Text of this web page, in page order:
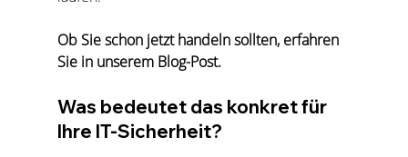
Ob Sie schon jetzt handeln sollten, erfahren
Sie in unserem Blog-Post.
Was bedeutet das konkret für
Ihre IT-Sicherheit?